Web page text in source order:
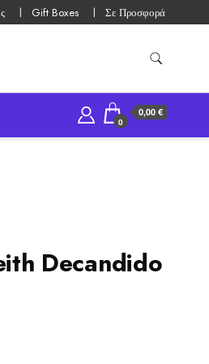
Gift Boxes Σε Προσφορά
0
0,00 €
Decandido